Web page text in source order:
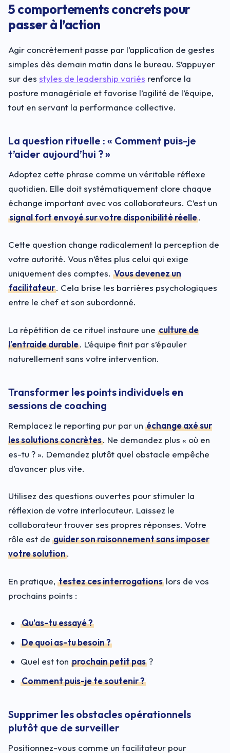
5 comportements concrets pour
passer à l’action
Agir concrètement passe par l’application de gestes
simples dès demain matin dans le bureau. S’appuyer
sur des styles de leadership variés renforce la
posture managériale et favorise l’agilité de l’équipe,
tout en servant la performance collective.
La question rituelle : « Comment puis-je
t’aider aujourd’hui ? »
Adoptez cette phrase comme un véritable réflexe
quotidien. Elle doit systématiquement clore chaque
échange important avec vos collaborateurs. C’est un
signal fort envoyé sur votre disponibilité réelle.
Cette question change radicalement la perception de
votre autorité. Vous n’êtes plus celui qui exige
uniquement des comptes. Vous devenez un
facilitateur. Cela brise les barrières psychologiques
entre le chef et son subordonné.
La répétition de ce rituel instaure une culture de
l’entraide durable. L’équipe finit par s’épauler
naturellement sans votre intervention.
Transformer les points individuels en
sessions de coaching
Remplacez le reporting pur par un échange axé sur
les solutions concrètes. Ne demandez plus « où en
es-tu ? ». Demandez plutôt quel obstacle empêche
d’avancer plus vite.
Utilisez des questions ouvertes pour stimuler la
réflexion de votre interlocuteur. Laissez le
collaborateur trouver ses propres réponses. Votre
rôle est de guider son raisonnement sans imposer
votre solution.
En pratique, testez ces interrogations lors de vos
prochains points :
Qu’as-tu essayé ?
De quoi as-tu besoin ?
Quel est ton prochain petit pas ?
Comment puis-je te soutenir ?
Supprimer les obstacles opérationnels
plutôt que de surveiller
Positionnez-vous comme un facilitateur pour